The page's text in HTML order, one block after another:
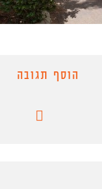
הוסף תגובה